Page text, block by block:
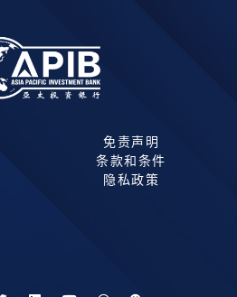
免责声明
条款和条件
隐私政策